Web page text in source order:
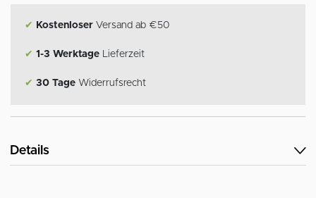
✔ Kostenloser Versand ab €50
✔ 1-3 Werktage Lieferzeit
✔ 30 Tage Widerrufsrecht
Details